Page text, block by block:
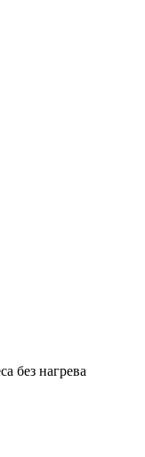
без нагрева